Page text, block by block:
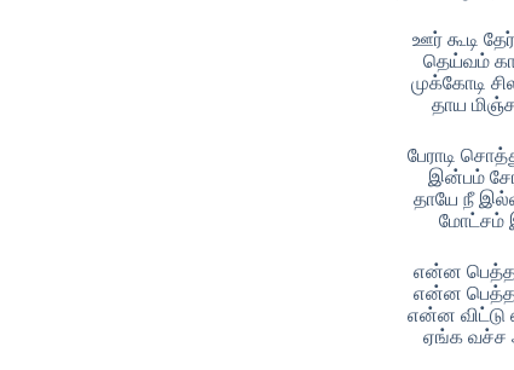
ஊர் கூடி
தெய்வம்
முக்கோடி
தாய
பேராடி
இன்பம்
தாயே நீ
என்ன
என்ன
என்ன விட்டு
ஏங்க வச்ச